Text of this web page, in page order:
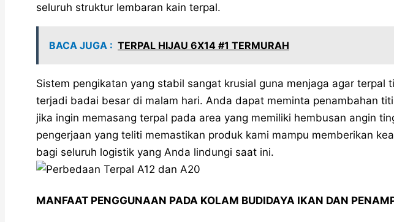
seluruh struktur lembaran kain terpal.
BACA JUGA : TERPAL HIJAU 6X14 #1 TERMURAH
Sistem pengikatan yang stabil sangat krusial guna menjaga agar terpal
terjadi badai besar di malam hari. Anda dapat meminta penambahan
jika ingin memasang terpal pada area yang memiliki hembusan angin
pengerjaan yang teliti memastikan produk kami mampu memberikan
bagi seluruh logistik yang Anda lindungi saat ini.
MANFAAT PENGGUNAAN PADA KOLAM BUDIDAYA IKAN DAN